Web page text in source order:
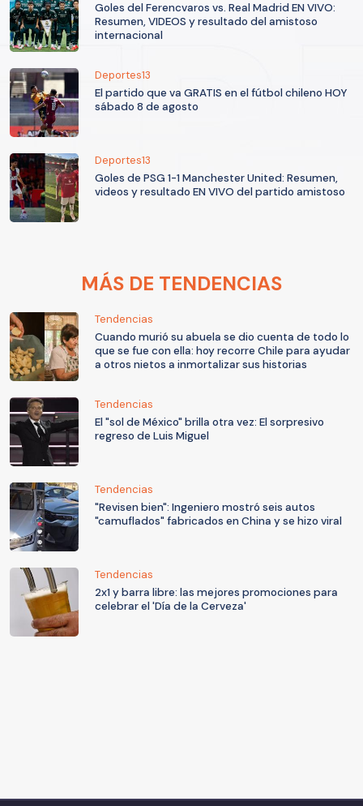
Goles del Ferencvaros vs. Real Madrid EN VIVO:
Resumen, VIDEOS y resultado del amistoso
internacional
Deportes13
El partido que va GRATIS en el fútbol chileno HOY
sábado 8 de agosto
Deportes13
Goles de PSG 1-1 Manchester United: Resumen,
videos y resultado EN VIVO del partido amistoso
MÁS DE TENDENCIAS
Tendencias
Cuando murió su abuela se dio cuenta de todo lo
que se fue con ella: hoy recorre Chile para ayudar
a otros nietos a inmortalizar sus historias
Tendencias
El "sol de México" brilla otra vez: El sorpresivo
regreso de Luis Miguel
Tendencias
"Revisen bien": Ingeniero mostró seis autos
"camuflados" fabricados en China y se hizo viral
Tendencias
2x1 y barra libre: las mejores promociones para
celebrar el 'Día de la Cerveza'